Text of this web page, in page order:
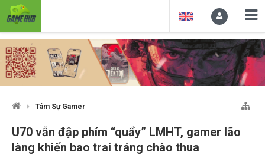
Tâm Sự Gamer
U70 vẫn đập phím “quẩy” LMHT, gamer lão
làng khiến bao trai tráng chào thua